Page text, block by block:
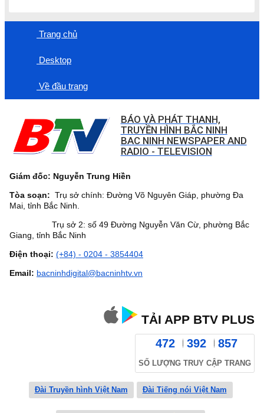
Trang chủ
Desktop
Về đầu trang
BÁO VÀ PHÁT THANH,
TRUYỀN HÌNH BẮC NINH
BAC NINH NEWSPAPER AND
RADIO - TELEVISION
Giám đốc: Nguyễn Trung Hiền
Tòa soạn: Trụ sở chính: Đường Võ Nguyên Giáp, phường Đa
Mai, tỉnh Bắc Ninh.
Trụ sở 2: số 49 Đường Nguyễn Văn Cừ, phường Bắc
Giang, tỉnh Bắc Ninh
Điện thoại: (+84) - 0204 - 3854404
Email: bacninhdigital@bacninhtv.vn
TẢI APP BTV PLUS
472 392 857
SỐ LƯỢNG TRUY CẬP TRANG
Đài Truyền hình Việt Nam Đài Tiếng nói Việt Nam